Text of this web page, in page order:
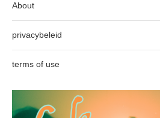
About
privacybeleid
terms of use